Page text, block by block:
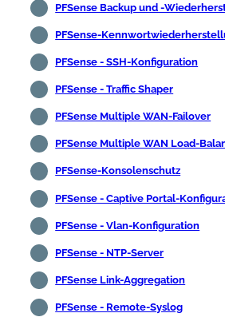
PFSense Backup und -
PFSense-
PFSense - SSH-Konfiguration
PFSense - Traffic Shaper
PFSense Multiple WAN-Failover
PFSense Multiple WAN Load-
PFSense-Konsolenschutz
PFSense - Captive Portal-
PFSense - Vlan-Konfiguration
PFSense - NTP-Server
PFSense Link-Aggregation
PFSense - Remote-Syslog